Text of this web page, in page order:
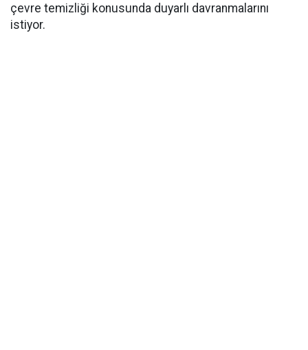
çevre temizliği konusunda duyarlı davranmalarını
istiyor.